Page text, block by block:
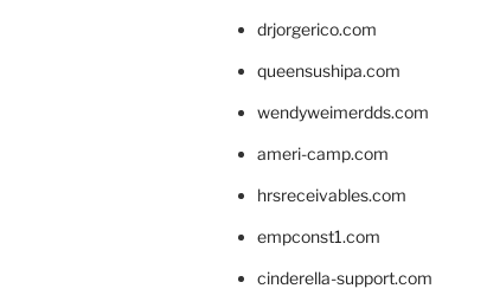
drjorgerico.com
queensushipa.com
wendyweimerdds.com
ameri-camp.com
hrsreceivables.com
empconst1.com
cinderella-support.com